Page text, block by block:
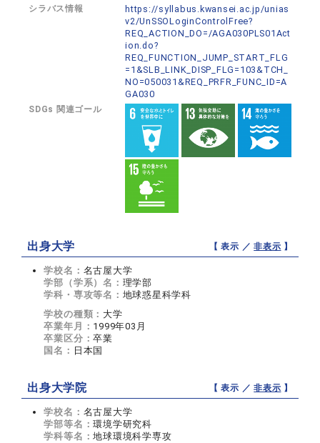
シラバス情報
https://syllabus.kwansei.ac.jp/unias
v2/UnSSOLoginControlFree?
REQ_ACTION_DO=/AGA030PLS01Act
ion.do?
REQ_FUNCTION_JUMP_START_FLG
=1&SLB_LINK_DISP_FLG=103&TCH_
NO=050031&REQ_PRFR_FUNC_ID=A
GA030
SDGs 関連ゴール
出身大学 【 表示 ／非表示 】
学校名： 名古屋大学
学部（学系）名： 理学部
学科・専攻等名： 地球惑星科学科
学校の種類： 大学
卒業年月： 1999年03月
卒業区分：卒業
国名： 日本国
出身大学院 【 表示 ／非表示 】
学校名： 名古屋大学
学部等名：環境学研究科
学科等名：地球環境科学専攻